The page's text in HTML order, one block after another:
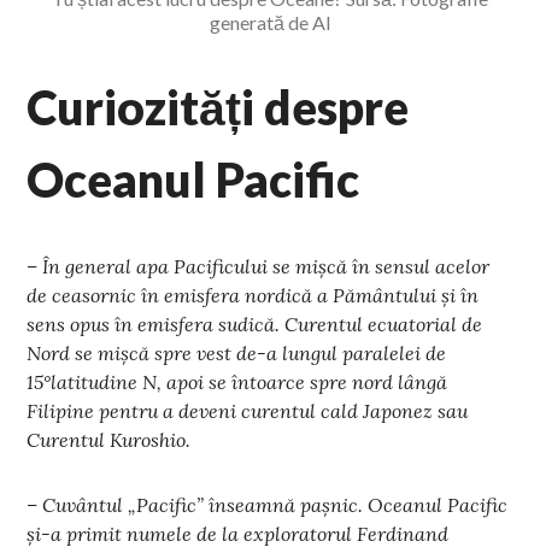
generată de AI
Curiozități despre
Oceanul Pacific
– În general apa Pacificului se mișcă în sensul acelor
de ceasornic în emisfera nordică a Pământului și în
sens opus în emisfera sudică. Curentul ecuatorial de
Nord se mișcă spre vest de-a lungul paralelei de
15°latitudine N, apoi se întoarce spre nord lângă
Filipine pentru a deveni curentul cald Japonez sau
Curentul Kuroshio.
– Cuvântul „Pacific” înseamnă pașnic. Oceanul Pacific
și-a primit numele de la exploratorul Ferdinand